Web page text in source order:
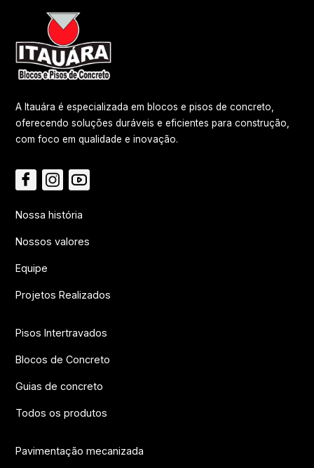
A Itauára é especializada em blocos e pisos de concreto,
oferecendo soluções duráveis e eficientes para construção,
com foco em qualidade e inovação.
Nossa história
Nossos valores
Equipe
Projetos Realizados
Pisos Intertravados
Blocos de Concreto
Guias de concreto
Todos os produtos
Pavimentação mecanizada